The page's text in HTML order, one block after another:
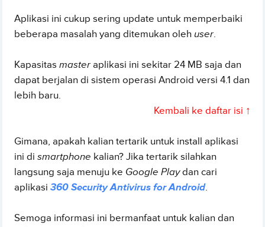
Aplikasi ini cukup sering update untuk memperbaiki
beberapa masalah yang ditemukan oleh user.
Kapasitasmaster aplikasi ini sekitar 24 MB saja dan
dapat berjalan di sistem operasi Android versi 4.1 dan
lebih baru.
Kembali ke daftar isi ↑
Gimana, apakah kalian tertarik untuk install aplikasi
ini dismartphone kalian? Jika tertarik silahkan
langsung saja menuju ke Google Playdan cari
aplikasi360 Security Antivirus for Android.
Semoga informasi ini bermanfaat untuk kalian dan